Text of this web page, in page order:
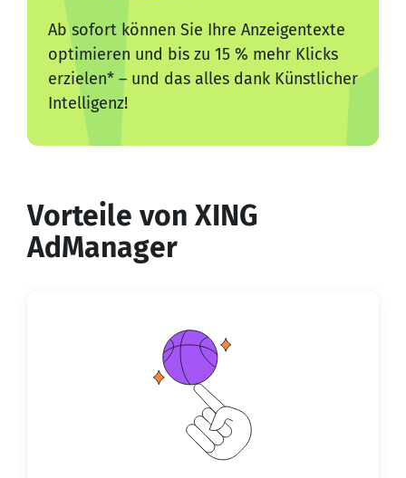
Ab sofort können Sie Ihre Anzeigentexte
optimieren und bis zu 15 % mehr Klicks
erzielen*– und das alles dank Künstlicher
Intelligenz!
Vorteile von XING
AdManager